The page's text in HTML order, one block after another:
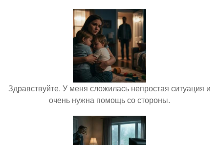
Здравствуйте. У меня сложилась непростая ситуация и
очень нужна помощь со стороны.